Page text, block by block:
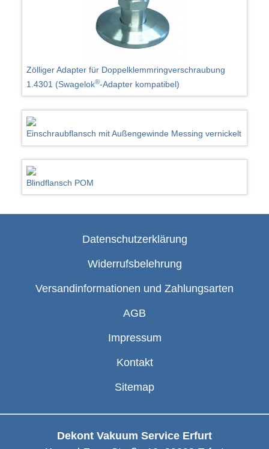
Zölliger Adapter für Doppelklemmringverschraubung
1.4301 (Swagelok®-Adapter kompatibel)
Einschraubflansch mit Außengewinde Messing vernickelt
Blindflansch POM
Datenschutzerklärung
Widerrufsbelehrung
Versandinformationen und Zahlungsarten
AGB
Impressum
Kontakt
Sitemap
Dekont Vakuum Service Erfurt